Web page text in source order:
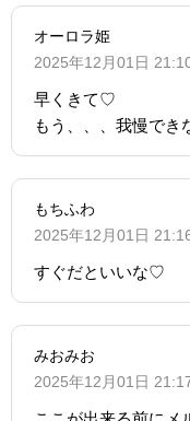
オーロラ姫
2025年12月01日
早くきて♡
もう、、、我慢でき
もちふわ
2025年12月01日
すぐだといいな♡
みおみお
2025年12月01日